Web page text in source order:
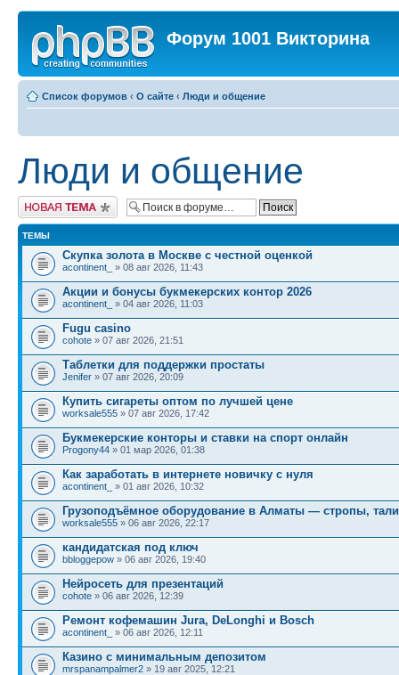
Форум 1001 Викторина
Список форумов ‹ О сайте ‹ Люди и общение
Люди и общение
Новая тема
ТЕМЫ
Скупка золота в Москве с честной оценкой
acontinent_ » 08 авг 2026, 11:43
Акции и бонусы букмекерских контор 2026
acontinent_ » 04 авг 2026, 11:03
Fugu casino
cohote » 07 авг 2026, 21:51
Таблетки для поддержки простаты
Jenifer » 07 авг 2026, 20:09
Купить сигареты оптом по лучшей цене
worksale555 » 07 авг 2026, 17:42
Букмекерские конторы и ставки на спорт онлайн
Progony44 » 01 мар 2026, 01:38
Как заработать в интернете новичку с нуля
acontinent_ » 01 авг 2026, 10:32
Грузоподъёмное оборудование в Алматы — стропы,
worksale555 » 06 авг 2026, 22:17
кандидатская под ключ
bbloggepow » 06 авг 2026, 19:40
Нейросеть для презентаций
cohote » 06 авг 2026, 12:39
Ремонт кофемашин Jura, DeLonghi и Bosch
acontinent_ » 06 авг 2026, 12:11
Казино с минимальным депозитом
mrspanampalmer2 » 19 авг 2025, 12:21